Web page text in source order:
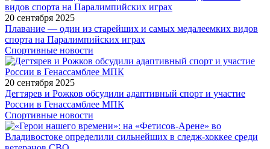
20 сентября 2025
Плавание — один из старейших и самых медалеемких видов
спорта на Паралимпийских играх
Спортивные новости
20 сентября 2025
Дегтярев и Рожков обсудили адаптивный спорт и участие
России в Генассамблее МПК
Спортивные новости